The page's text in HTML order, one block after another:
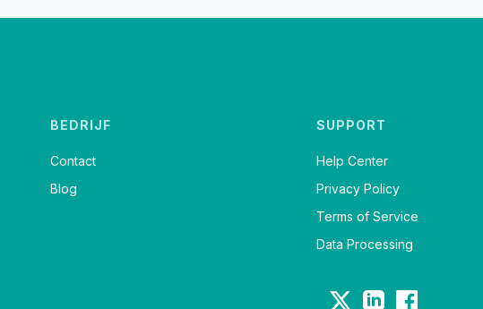
BEDRIJF
Contact
Blog
SUPPORT
Help Center
Privacy Policy
Terms of Service
Data Processing